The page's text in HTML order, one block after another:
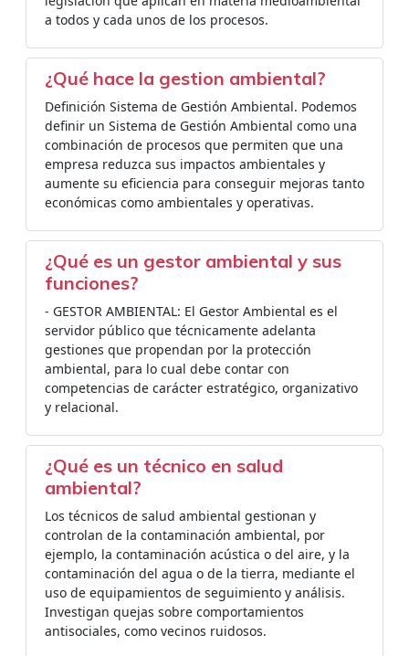
a todos y cada unos de los procesos.
¿Qué hace la gestion ambiental?
Definición Sistema de Gestión Ambiental. Podemos
definir un Sistema de Gestión Ambiental como una
combinación de procesos que permiten que una
empresa reduzca sus impactos ambientales y
aumente su eficiencia para conseguir mejoras tanto
económicas como ambientales y operativas.
¿Qué es un gestor ambiental y sus
funciones?
- GESTOR AMBIENTAL: El Gestor Ambiental es el
servidor público que técnicamente adelanta
gestiones que propendan por la protección
ambiental, para lo cual debe contar con
competencias de carácter estratégico, organizativo
y relacional.
¿Qué es un técnico en salud
ambiental?
Los técnicos de salud ambiental gestionan y
controlan de la contaminación ambiental, por
ejemplo, la contaminación acústica o del aire, y la
contaminación del agua o de la tierra, mediante el
uso de equipamientos de seguimiento y análisis.
Investigan quejas sobre comportamientos
antisociales, como vecinos ruidosos.